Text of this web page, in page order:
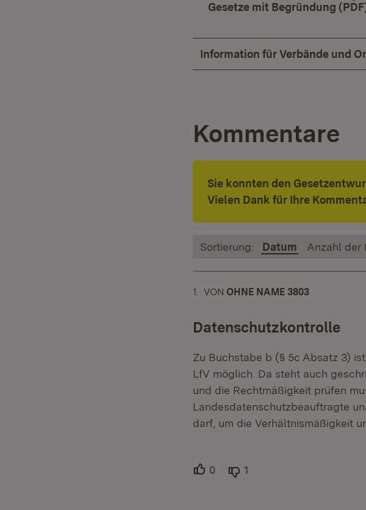
Gesetze mit Begründung
Information für Verbände und
Kommentare
Sie konnten den
Vielen Dank für Ihre
Sortierung: Datum Anzahl der
1. KOMMENTAR
VON :OHNE NAME 3803
Datenschutzkontrolle
Zu Buchstabe b (§ 5c Absatz 3)
LfV möglich. Da steht auch
und die Rechtmäßigkeit prüfen
Landesdatenschutzbeauftragte
darf, um die Verhältnismäßigkeit
0 Unterstützer.
1